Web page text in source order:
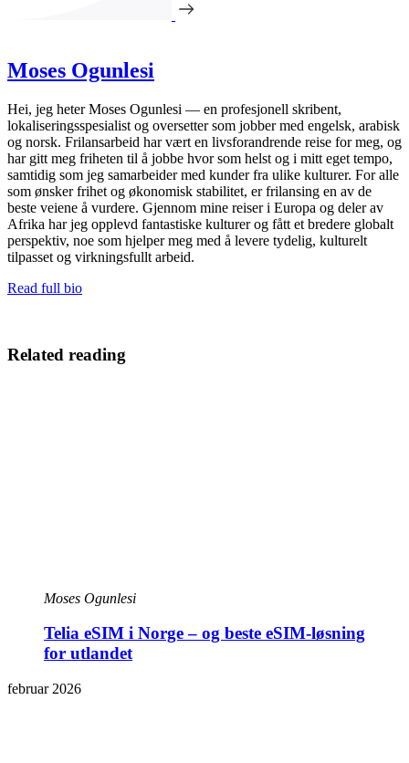
Moses Ogunlesi
Hei, jeg heter Moses Ogunlesi — en profesjonell skribent,
lokaliseringsspesialist og oversetter som jobber med engelsk, arabisk
og norsk. Frilansarbeid har vært en livsforandrende reise for meg, og
har gitt meg friheten til å jobbe hvor som helst og i mitt eget tempo,
samtidig som jeg samarbeider med kunder fra ulike kulturer. For alle
som ønsker frihet og økonomisk stabilitet, er frilansing en av de
beste veiene å vurdere. Gjennom mine reiser i Europa og deler av
Afrika har jeg opplevd fantastiske kulturer og fått et bredere globalt
perspektiv, noe som hjelper meg med å levere tydelig, kulturelt
tilpasset og virkningsfullt arbeid.
Read full bio
Related reading
Moses Ogunlesi
Telia eSIM i Norge – og beste eSIM-løsning
for utlandet
februar 2026